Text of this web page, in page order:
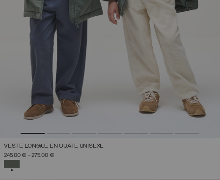
VESTE LONGUE EN OUATE UNISEXE
245,00 € -275,00 €